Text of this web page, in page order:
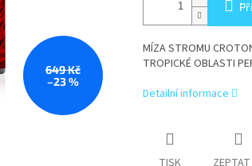
649 Kč
–23 %
MÍZA STROMU
TROPICKÉ OBLASTI
Detailní informace